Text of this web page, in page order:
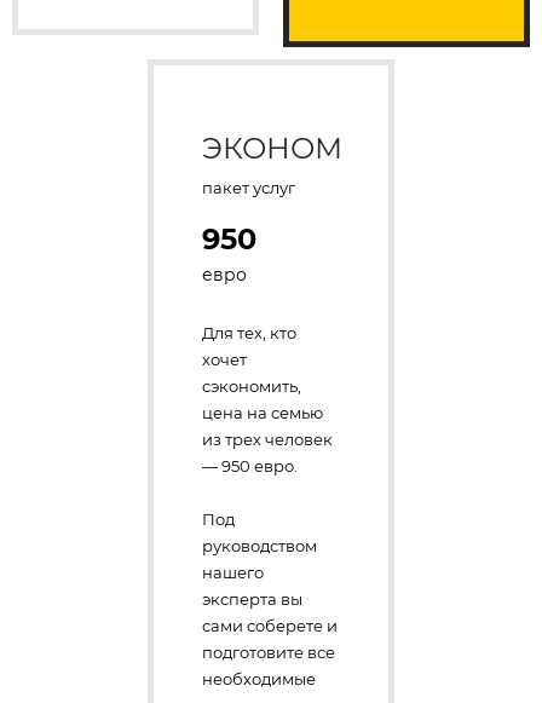
ЭКОНОМ
пакет услуг
950
евро
Для тех, кто
хочет
сэкономить,
цена на семью
из трех человек
— 950 евро.
Под
руководством
нашего
эксперта вы
сами соберете и
подготовите все
необходимые